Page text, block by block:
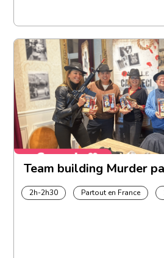
Team building Murder
2h-2h30 Partout en France